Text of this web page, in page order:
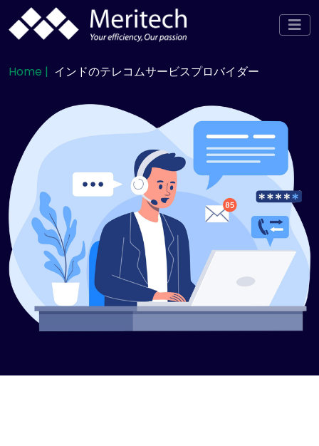
Home | インドのテレコムサービスプロバイダー